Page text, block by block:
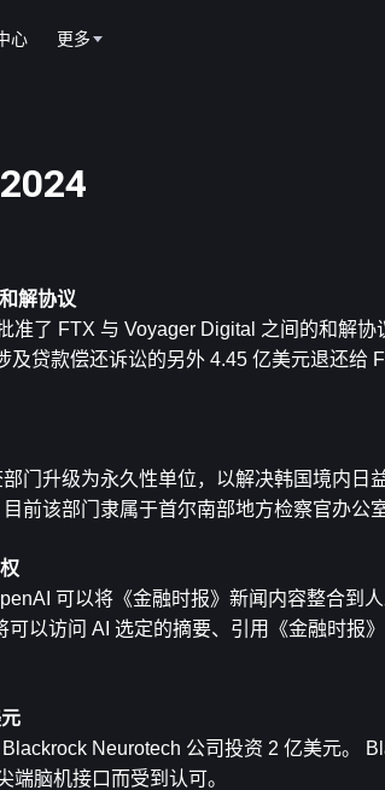
心 更多
解协议
了 FTX 与 Voyager Digital 之间的和解协
贷款偿还诉讼的另外 4.45 亿美元退还给
门升级为永久性单位，以解决韩国境内日
前该部门隶属于首尔南部地方检察官办公室
可以将《金融时报》新闻内容整合到
以访问 AI 选定的摘要、引用《金融时报
Neurotech 公司投资 2 亿美元。
脑机接口而受到认可。